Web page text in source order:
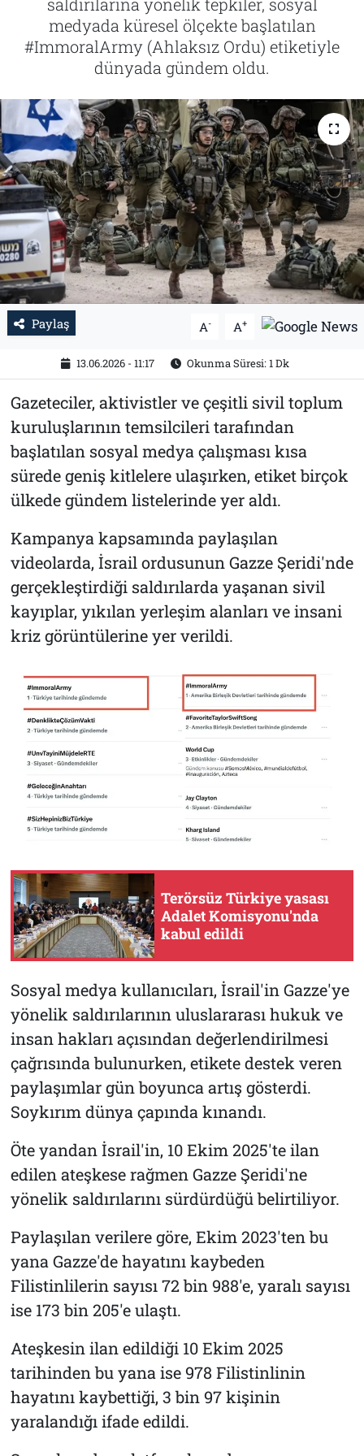
saldırılarına yönelik tepkiler, sosyal
medyada küresel ölçekte başlatılan
#ImmoralArmy (Ahlaksız Ordu) etiketiyle
dünyada gündem oldu.
Paylaş A- A+
13.06.2026 - 11:17 Okunma Süresi: 1 Dk
Gazeteciler, aktivistler ve çeşitli sivil toplum
kuruluşlarının temsilcileri tarafından
başlatılan sosyal medya çalışması kısa
sürede geniş kitlelere ulaşırken, etiket birçok
ülkede gündem listelerinde yer aldı.
Kampanya kapsamında paylaşılan
videolarda, İsrail ordusunun Gazze Şeridi'nde
gerçekleştirdiği saldırılarda yaşanan sivil
kayıplar, yıkılan yerleşim alanları ve insani
kriz görüntülerine yer verildi.
Terörsüz Türkiye yasası
Adalet Komisyonu'nda
kabul edildi
Sosyal medya kullanıcıları, İsrail'in Gazze'ye
yönelik saldırılarının uluslararası hukuk ve
insan hakları açısından değerlendirilmesi
çağrısında bulunurken, etikete destek veren
paylaşımlar gün boyunca artış gösterdi.
Soykırım dünya çapında kınandı.
Öte yandan İsrail'in, 10 Ekim 2025'te ilan
edilen ateşkese rağmen Gazze Şeridi'ne
yönelik saldırılarını sürdürdüğü belirtiliyor.
Paylaşılan verilere göre, Ekim 2023'ten bu
yana Gazze'de hayatını kaybeden
Filistinlilerin sayısı 72 bin 988'e, yaralı sayısı
ise 173 bin 205'e ulaştı.
Ateşkesin ilan edildiği 10 Ekim 2025
tarihinden bu yana ise 978 Filistinlinin
hayatını kaybettiği, 3 bin 97 kişinin
yaralandığı ifade edildi.
Tarih
İletişim